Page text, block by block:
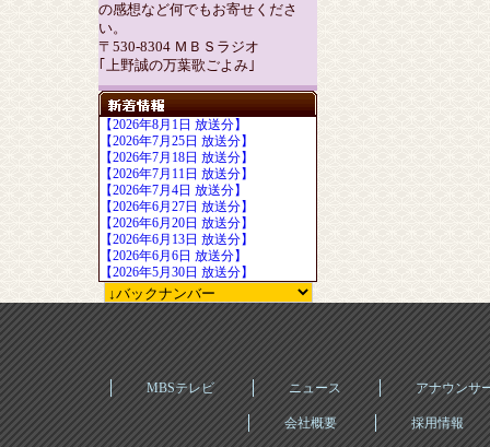
の感想など何でもお寄せくださ
い。
〒530-8304 ＭＢＳラジオ
｢上野誠の万葉歌ごよみ｣
【2026年8月1日 放送分】
【2026年7月25日 放送分】
【2026年7月18日 放送分】
【2026年7月11日 放送分】
【2026年7月4日 放送分】
【2026年6月27日 放送分】
【2026年6月20日 放送分】
【2026年6月13日 放送分】
【2026年6月6日 放送分】
【2026年5月30日 放送分】
MBSテレビ ニュース アナウンサ
会社概要 採用情報